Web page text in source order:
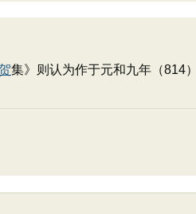
集》则认为作于元和九年（814